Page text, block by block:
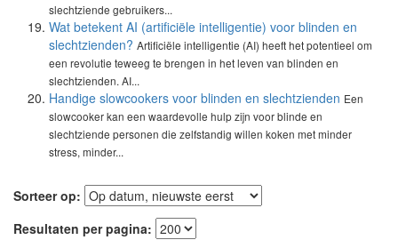
slechtziende gebruikers...
Wat betekent AI (artificiële intelligentie) voor blinden en
slechtzienden? Artificiële intelligentie (AI) heeft het potentieel om
een revolutie teweeg te brengen in het leven van blinden en
slechtzienden. AI...
Handige slowcookers voor blinden en slechtzienden Een
slowcooker kan een waardevolle hulp zijn voor blinde en
slechtziende personen die zelfstandig willen koken met minder
stress, minder...
Sorteer op:
Resultaten per pagina: